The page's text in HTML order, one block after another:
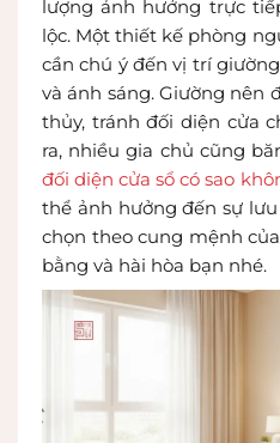
lượng ảnh hưởng trực
lộc. Một thiết kế phòng
cần chú ý đến vị trí
và ánh sáng. Giường nên
thủy, tránh đối diện cửa
ra, nhiều gia chủ cũng
đối diện cửa sổ có sao
thể ảnh hưởng đến sự
chọn theo cung mệnh
bằng và hài hòa bạn nhé.